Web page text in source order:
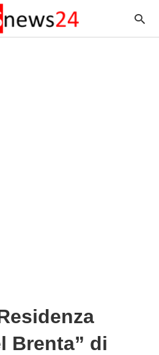
Brenta” di